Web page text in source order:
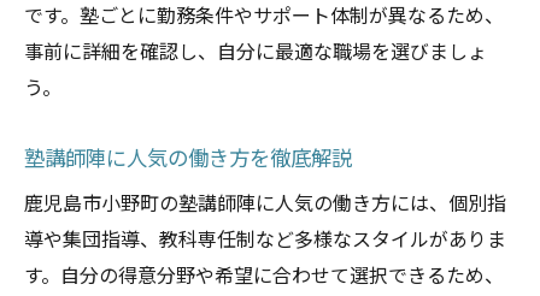
です。塾ごとに勤務条件やサポート体制が異なるため、
事前に詳細を確認し、自分に最適な職場を選びましょ
う。
塾講師陣に人気の働き方を徹底解説
鹿児島市小野町の塾講師陣に人気の働き方には、個別指
導や集団指導、教科専任制など多様なスタイルがありま
す。自分の得意分野や希望に合わせて選択できるため、